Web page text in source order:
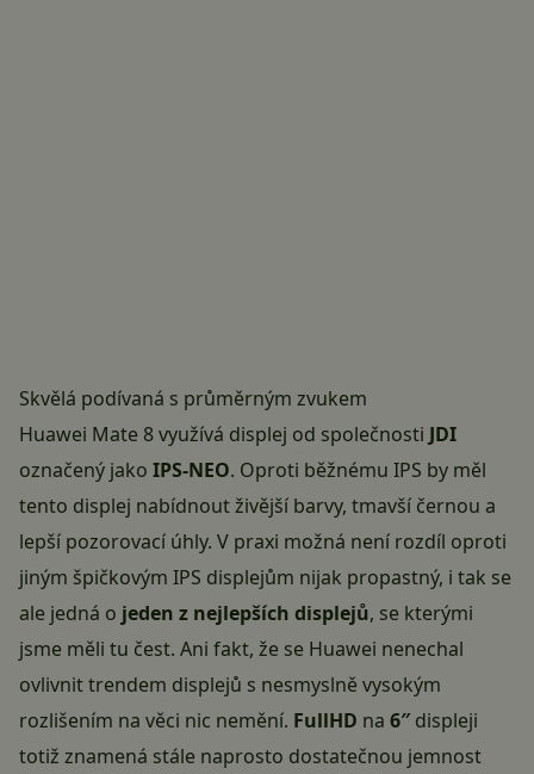
Skvělá podívaná s průměrným zvukem
Huawei Mate 8 využívá displej od společnosti JDI
označený jako IPS-NEO. Oproti běžnému IPS by měl
tento displej nabídnout živější barvy, tmavší černou a
lepší pozorovací úhly. V praxi možná není rozdíl oproti
jiným špičkovým IPS displejům nijak propastný, i tak se
ale jedná o jeden z nejlepších displejů, se kterými
jsme měli tu čest. Ani fakt, že se Huawei nenechal
ovlivnit trendem displejů s nesmyslně vysokým
rozlišením na věci nic nemění. FullHD na 6″displeji
totiž znamená stále naprosto dostatečnou jemnost